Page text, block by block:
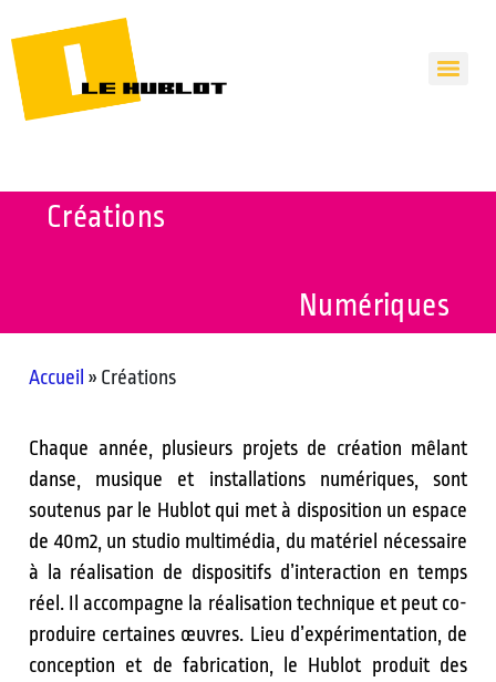
Créations
Numériques
Accueil » Créations
Chaque année, plusieurs projets de création mêlant
danse, musique et installations numériques, sont
soutenus par le Hublot qui met à disposition un espace
de 40m2, un studio multimédia, du matériel nécessaire
à la réalisation de dispositifs d’interaction en temps
réel. Il accompagne la réalisation technique et peut co-
produire certaines œuvres. Lieu d’expérimentation, de
conception et de fabrication, le Hublot produit des